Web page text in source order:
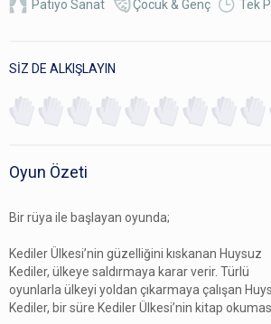
Patiyo Sanat Çocuk & Genç Tek
SİZ DE ALKIŞLAYIN
Oyun Özeti
Bir rüya ile başlayan oyunda;
Kediler Ülkesi’nin güzelliğini kıskanan Huysuz
Kediler, ülkeye saldırmaya karar verir. Türlü
oyunlarla ülkeyi yoldan çıkarmaya çalışan
Kediler, bir süre Kediler Ülkesi’nin kitap